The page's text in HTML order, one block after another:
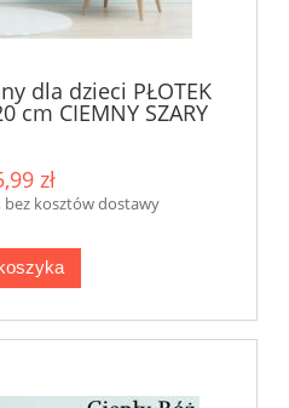
dla dzieci PŁOTEK
cm CIEMNY SZARY
zł
bez kosztów dostawy